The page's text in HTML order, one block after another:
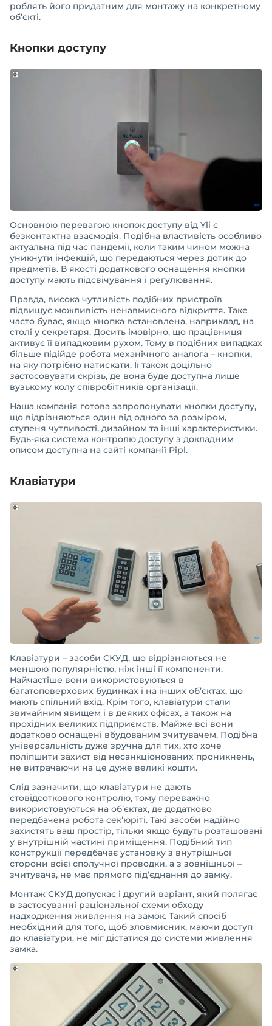
роблять його придатним для монтажу на конкретному
об’єкті.
Кнопки доступу
Основною перевагою кнопок доступу від Yli є
безконтактна взаємодія. Подібна властивість особливо
актуальна під час пандемії, коли таким чином можна
уникнути інфекцій, що передаються через дотик до
предметів. В якості додаткового оснащення кнопки
доступу мають підсвічування і регулювання.
Правда, висока чутливість подібних пристроїв
підвищує можливість ненавмисного відкриття. Таке
часто буває, якщо кнопка встановлена, наприклад, на
столі у секретаря. Досить імовірно, що працівниця
активує її випадковим рухом. Тому в подібних випадках
більше підійде робота механічного аналога – кнопки,
на яку потрібно натискати. Її також доцільно
застосовувати скрізь, де вона буде доступна лише
вузькому колу співробітників організації.
Наша компанія готова запропонувати кнопки доступу,
що відрізняються один від одного за розміром,
ступеня чутливості, дизайном та інші характеристики.
Будь-яка система контролю доступу з докладним
описом доступна на сайті компанії Pipl.
Клавіатури
Клавіатури – засоби СКУД, що відрізняються не
меншою популярністю, ніж інші її компоненти.
Найчастіше вони використовуються в
багатоповерхових будинках і на інших об’єктах, що
мають спільний вхід. Крім того, клавіатури стали
звичайним явищем і в деяких офісах, а також на
прохідних великих підприємств. Майже всі вони
додатково оснащені вбудованим зчитувачем. Подібна
універсальність дуже зручна для тих, хто хоче
поліпшити захист від несанкціонованих проникнень,
не витрачаючи на це дуже великі кошти.
Слід зазначити, що клавіатури не дають
стовідсоткового контролю, тому переважно
використовуються на об’єктах, де додатково
передбачена робота сек’юріті. Такі засоби надійно
захистять ваш простір, тільки якщо будуть розташовані
у внутрішній частині приміщення. Подібний тип
конструкції передбачає установку з внутрішньої
сторони всієї сполучної проводки, а з зовнішньої –
зчитувача, не має прямого під’єднання до замку.
Монтаж СКУД допускає і другий варіант, який полягає
в застосуванні раціональної схеми обходу
надходження живлення на замок. Такий спосіб
необхідний для того, щоб зловмисник, маючи доступ
до клавіатури, не міг дістатися до системи живлення
замка.